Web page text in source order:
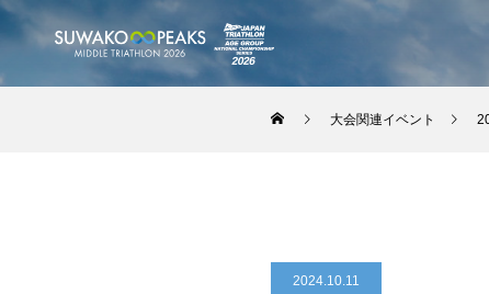
大会関連イベント
2024.10.11